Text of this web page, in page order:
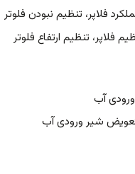
فلاپر، تنظیم نبودن فلوتر
فلاپر، تنظیم ارتفاع فلوتر
آب
تعویض شیر ورودی آب